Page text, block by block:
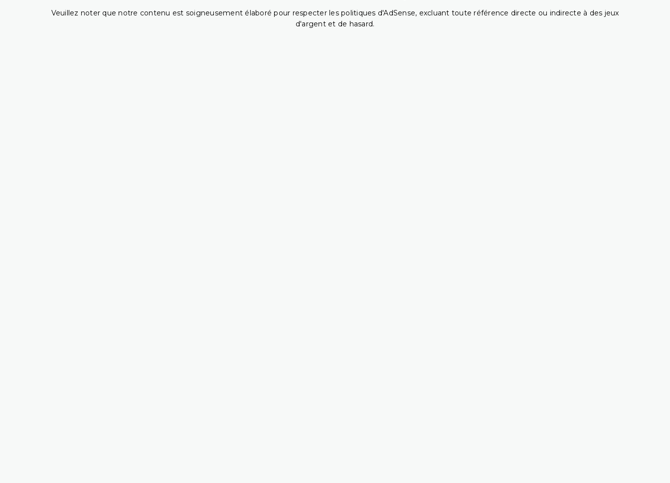
Veuillez noter que notre contenu est soigneusement élaboré pour respecter les politiques d'AdSense, excluant toute référence directe ou indirecte à des jeux
d'argent et de hasard.